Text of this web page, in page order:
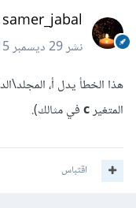
samer_jabal
نشر29 ديسمبر 2015
هذا الخطأ يدل أ،
المتغيرcفي مثالك).
اقتباس